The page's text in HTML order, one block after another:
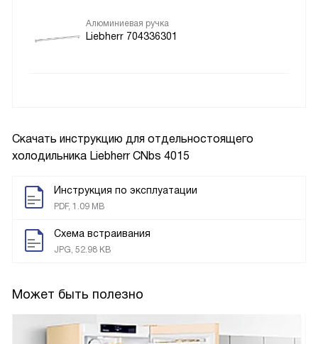
Скачать инструкцию для отдельностоящего
холодильника Liebherr CNbs 4015
Инструкция по эксплуатации
PDF, 1.09 MB
Схема встраивания
JPG, 52.98 KB
Может быть полезно
Алюминиевая ручка
Liebherr 704336301